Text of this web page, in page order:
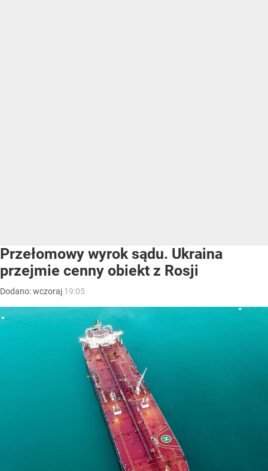
Przełomowy wyrok sądu. Ukraina
przejmie cenny obiekt z Rosji
Dodano:wczoraj 19:05